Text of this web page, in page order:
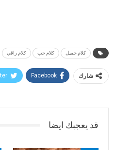
كلام جميل كلام حب كلام راقي
شارك Facebook
قد يعجبك ايضا